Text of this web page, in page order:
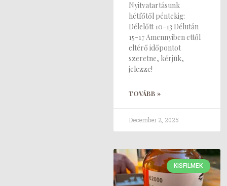
Nyitvatartásunk
hétfőtől péntekig:
Délelőtt 10-13 Délután
15-17 Amennyiben ettől
eltérő időpontot
szeretne, kérjük,
jelezze!
TOVÁBB »
December 2, 2025
KISFILMEK